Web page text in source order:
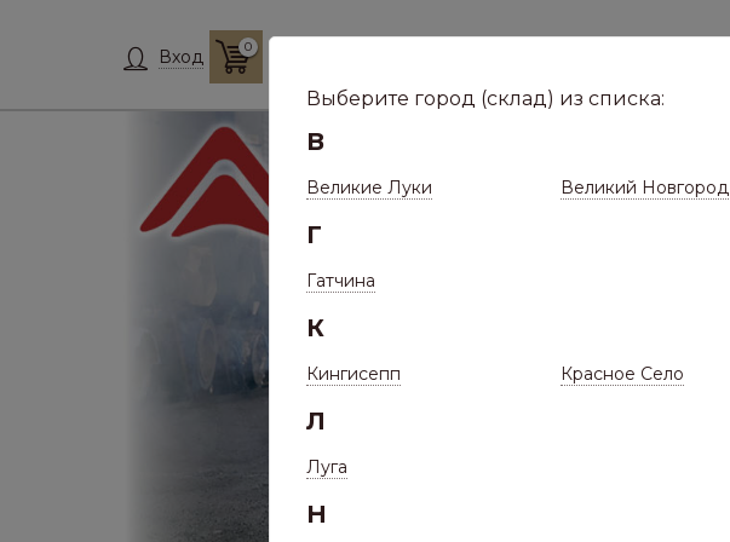
Вход 0
Выберите город (склад) из списка:
В
Великие Луки Великий Новгород
Г
Гатчина
К
Кингисепп Красное Село
Л
Луга
Н